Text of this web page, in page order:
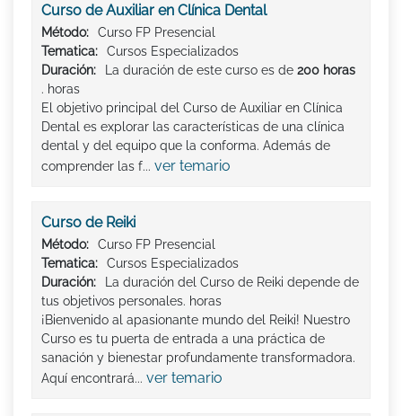
Curso de Auxiliar en Clínica Dental
Método:
Curso FP Presencial
Tematica:
Cursos Especializados
Duración:
La duración de este curso es de 200 horas
. horas
El objetivo principal del Curso de Auxiliar en Clínica
Dental es explorar las características de una clínica
dental y del equipo que la conforma. Además de
comprender las f... ver temario
Curso de Reiki
Método:
Curso FP Presencial
Tematica:
Cursos Especializados
Duración:
La duración del Curso de Reiki depende de
tus objetivos personales. horas
¡Bienvenido al apasionante mundo del Reiki! Nuestro
Curso es tu puerta de entrada a una práctica de
sanación y bienestar profundamente transformadora.
Aquí encontrará... ver temario